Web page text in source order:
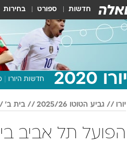
חדשות ספורט בחירות
יורו 2020 חדשות היורו
יורו גביע הטוטו 2025/26 בית ב'